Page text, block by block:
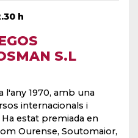
h
S.L
l'any 1970, amb una
internacionals i
estat premiada en
Ourense, Soutomaior,